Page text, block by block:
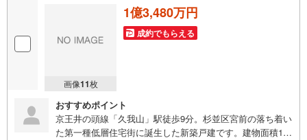
画像11枚
1億3,480万円
成約でもらえる
おすすめポイント
京王井の頭線「久我山」駅徒歩9分。杉並区宮前の落ち着い
た第一種低層住宅街に誕生した新築戸建です。建物面積10